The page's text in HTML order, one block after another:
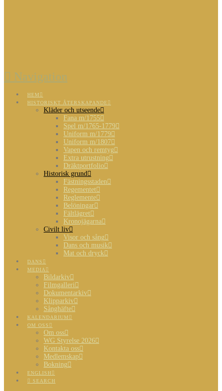
Navigation
HEM
HISTORISKT ÅTERSKAPANDE
Kläder och utseende
Fana m/1755
Spel m/1765-1779
Uniform m/1779
Uniform m/1807
Vapen och remtyg
Extra utrustning
Dräktportfolio
Historisk grund
Fästningsstaden
Regementet
Reglemente
Belöningar
Fältlägret
Kronojägarna
Civilt liv
Visor och sång
Dans och musik
Mat och dryck
DANS
MEDIA
Bildarkiv
Filmgalleri
Dokumentarkiv
Klipparkiv
Sånghäfte
KALENDARIUM
OM OSS
Om oss
WG Styrelse 2026
Kontakta oss
Medlemskap
Bokning
ENGLISH
SEARCH